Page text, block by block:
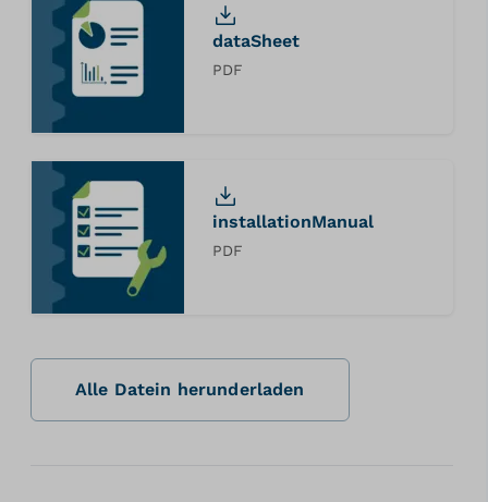
dataSheet
PDF
installationManual
PDF
Alle Datein herunderladen